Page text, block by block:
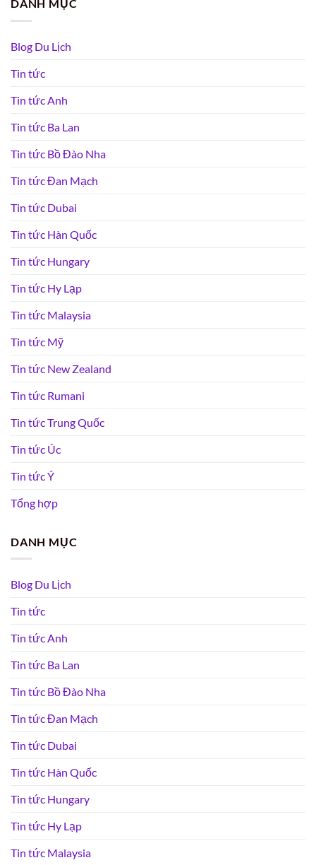
DANH MỤC
Blog Du Lịch
Tin tức
Tin tức Anh
Tin tức Ba Lan
Tin tức Bồ Đào Nha
Tin tức Đan Mạch
Tin tức Dubai
Tin tức Hàn Quốc
Tin tức Hungary
Tin tức Hy Lạp
Tin tức Malaysia
Tin tức Mỹ
Tin tức New Zealand
Tin tức Rumani
Tin tức Trung Quốc
Tin tức Úc
Tin tức Ý
Tổng hợp
DANH MỤC
Blog Du Lịch
Tin tức
Tin tức Anh
Tin tức Ba Lan
Tin tức Bồ Đào Nha
Tin tức Đan Mạch
Tin tức Dubai
Tin tức Hàn Quốc
Tin tức Hungary
Tin tức Hy Lạp
Tin tức Malaysia